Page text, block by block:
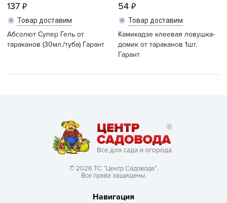
137
Товар доставим
Абсолют Супер Гель от
тараканов (30мл./туба) Гарант
54
Товар доставим
Камикадзе клеевая ловушка-
домик от тараканов 1шт.
Гарант
© 2026 ТС “Центр Садовода”.
Все права защищены.
Навигация